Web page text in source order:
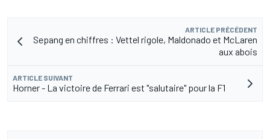
ARTICLE PRÉCÉDENT
Sepang en chiffres : Vettel rigole, Maldonado et McLaren
aux abois
ARTICLE SUIVANT
Horner - La victoire de Ferrari est "salutaire" pour la F1